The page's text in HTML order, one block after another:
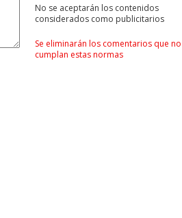
No se aceptarán los contenidos
considerados como publicitarios
Se eliminarán los comentarios que no
cumplan estas normas